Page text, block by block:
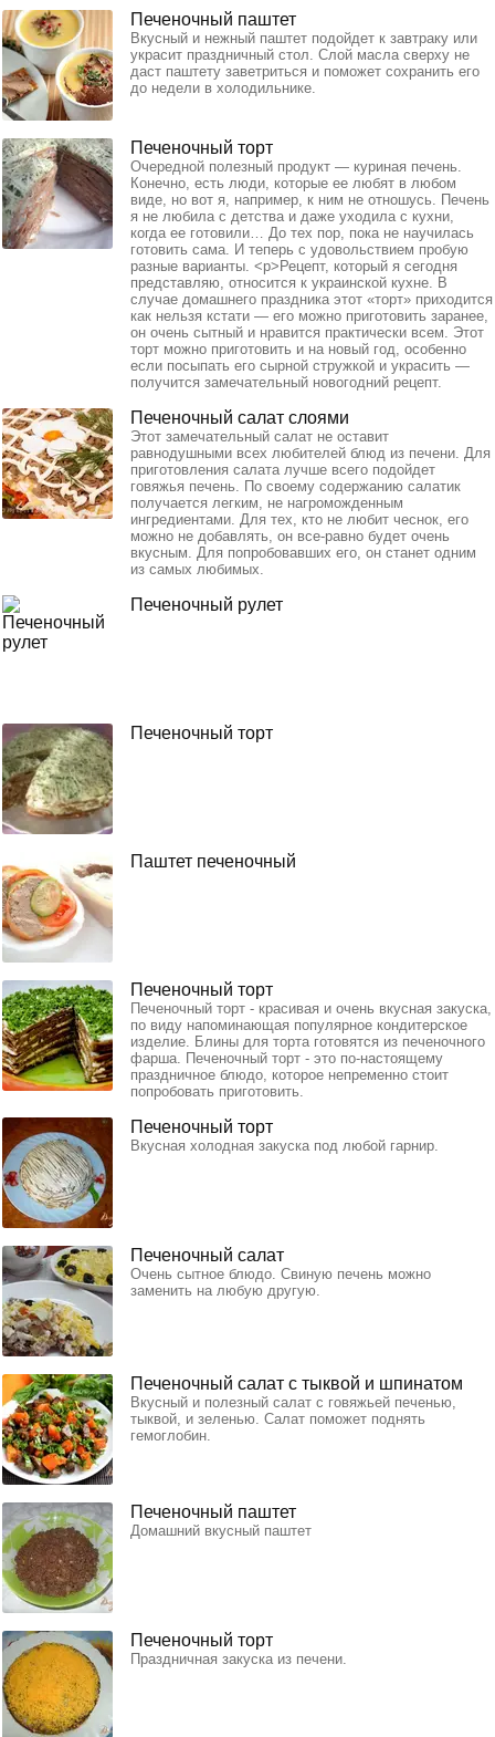
Печеночный паштет
Вкусный и нежный паштет подойдет к завтраку или
украсит праздничный стол. Слой масла сверху не
даст паштету заветриться и поможет сохранить его
до недели в холодильнике.
Печеночный торт
Очередной полезный продукт — куриная печень.
Конечно, есть люди, которые ее любят в любом
виде, но вот я, например, к ним не отношусь. Печень
я не любила с детства и даже уходила с кухни,
когда ее готовили… До тех пор, пока не научилась
готовить сама. И теперь с удовольствием пробую
разные варианты. <p>Рецепт, который я сегодня
представляю, относится к украинской кухне. В
случае домашнего праздника этот «торт» приходится
как нельзя кстати — его можно приготовить заранее,
он очень сытный и нравится практически всем. Этот
торт можно приготовить и на новый год, особенно
если посыпать его сырной стружкой и украсить —
получится замечательный новогодний рецепт.
Печеночный салат слоями
Этот замечательный салат не оставит
равнодушными всех любителей блюд из печени. Для
приготовления салата лучше всего подойдет
говяжья печень. По своему содержанию салатик
получается легким, не нагроможденным
ингредиентами. Для тех, кто не любит чеснок, его
можно не добавлять, он все-равно будет очень
вкусным. Для попробовавших его, он станет одним
из самых любимых.
Печеночный рулет
Печеночный торт
Паштет печеночный
Печеночный торт
Печеночный торт - красивая и очень вкусная закуска,
по виду напоминающая популярное кондитерское
изделие. Блины для торта готовятся из печеночного
фарша. Печеночный торт - это по-настоящему
праздничное блюдо, которое непременно стоит
попробовать приготовить.
Печеночный торт
Вкусная холодная закуска под любой гарнир.
Печеночный салат
Очень сытное блюдо. Свиную печень можно
заменить на любую другую.
Печеночный салат с тыквой и шпинатом
Вкусный и полезный салат с говяжьей печенью,
тыквой, и зеленью. Салат поможет поднять
гемоглобин.
Печеночный паштет
Домашний вкусный паштет
Печеночный торт
Праздничная закуска из печени.